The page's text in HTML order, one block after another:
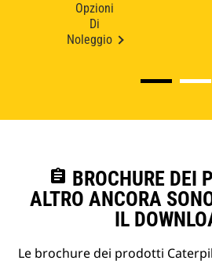
Opzioni
Di
Noleggio
assignment BROCHURE DEI
ALTRO ANCORA
IL
Le brochure dei prodotti